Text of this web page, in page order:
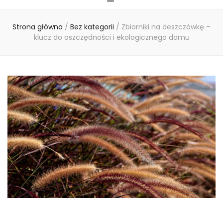
Strona główna / Bez kategorii / Zbiorniki na deszczówkę –
klucz do oszczędności i ekologicznego domu